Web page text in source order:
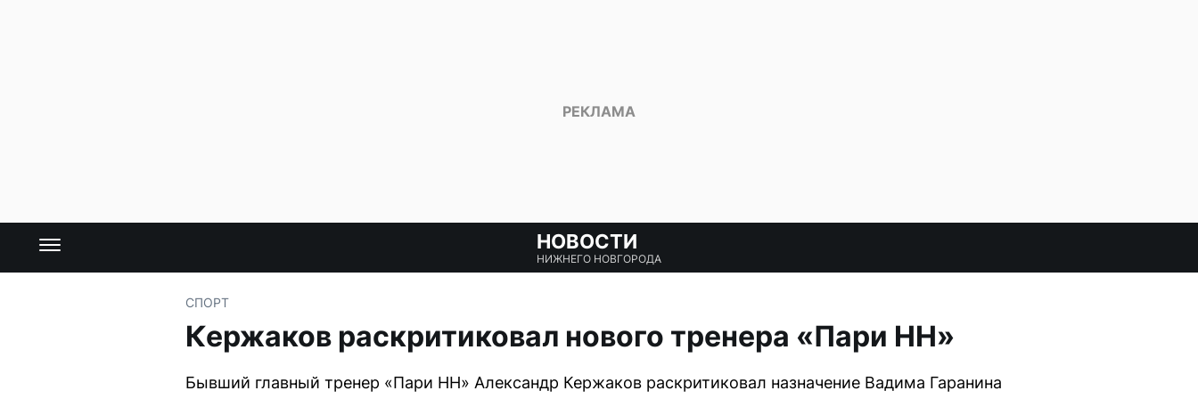
НОВОСТИ
НИЖНЕГО НОВГОРОДА
СПОРТ
Кержаков раскритиковал нового тренера «Пари НН»
Бывший главный тренер «Пари НН» Александр Кержаков раскритиковал назначение Вадима Гаранина